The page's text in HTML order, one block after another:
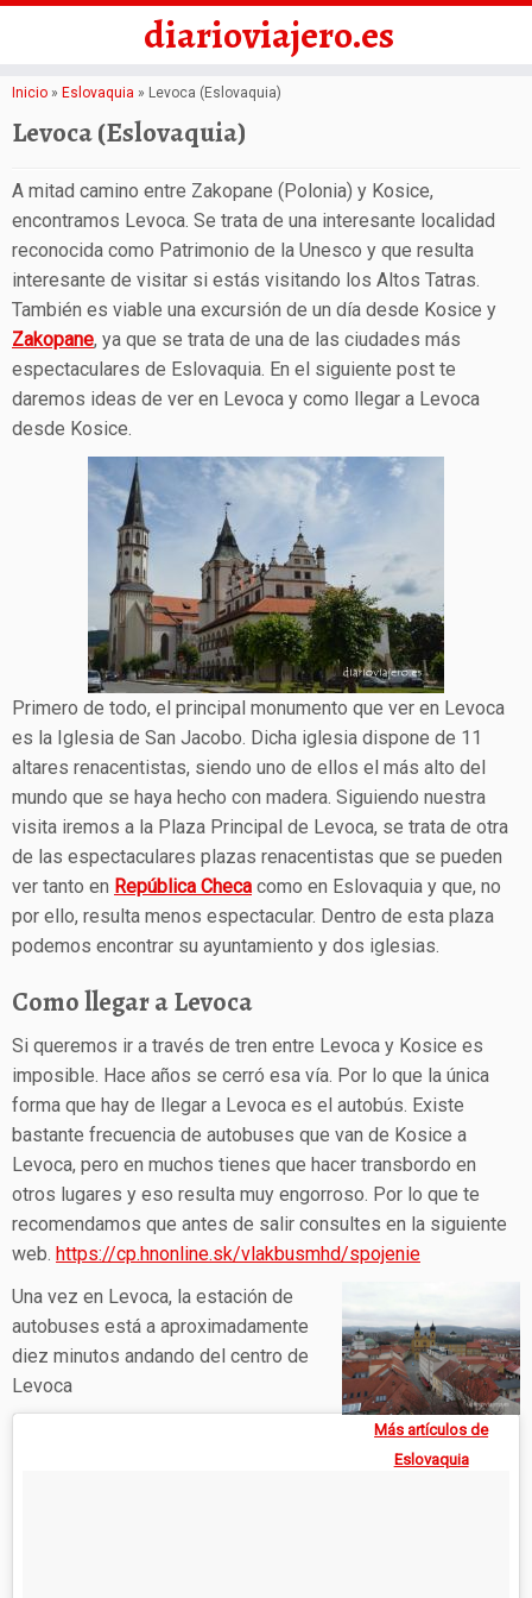
Saltar
al
contenido
diarioviajero.es
Inicio » Eslovaquia » Levoca (Eslovaquia)
Levoca (Eslovaquia)
A mitad camino entre Zakopane (Polonia) y Kosice,
encontramos Levoca. Se trata de una interesante localidad
reconocida como Patrimonio de la Unesco y que resulta
interesante de visitar si estás visitando los Altos Tatras.
También es viable una excursión de un día desde Kosice y
Zakopane, ya que se trata de una de las ciudades más
espectaculares de Eslovaquia. En el siguiente post te
daremos ideas de ver en Levoca y como llegar a Levoca
desde Kosice.
Primero de todo, el principal monumento que ver en Levoca
es la Iglesia de San Jacobo. Dicha iglesia dispone de 11
altares renacentistas, siendo uno de ellos el más alto del
mundo que se haya hecho con madera. Siguiendo nuestra
visita iremos a la Plaza Principal de Levoca, se trata de otra
de las espectaculares plazas renacentistas que se pueden
ver tanto en República Checa como en Eslovaquia y que, no
por ello, resulta menos espectacular. Dentro de esta plaza
podemos encontrar su ayuntamiento y dos iglesias.
Como llegar a Levoca
Si queremos ir a través de tren entre Levoca y Kosice es
imposible. Hace años se cerró esa vía. Por lo que la única
forma que hay de llegar a Levoca es el autobús. Existe
bastante frecuencia de autobuses que van de Kosice a
Levoca, pero en muchos tienes que hacer transbordo en
otros lugares y eso resulta muy engorroso. Por lo que te
recomendamos que antes de salir consultes en la siguiente
web. https://cp.hnonline.sk/vlakbusmhd/spojenie
Más artículos de
Eslovaquia
Una vez en Levoca, la estación de
autobuses está a aproximadamente
diez minutos andando del centro de
Levoca